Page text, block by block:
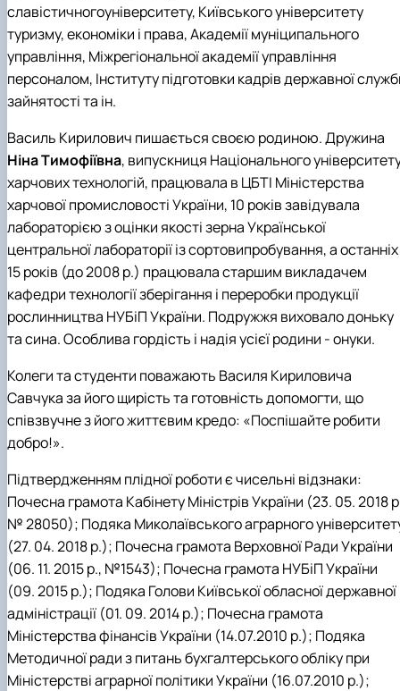
славістичногоуніверситету, Київського університету
туризму, економіки і права, Академії муніципального
управління, Міжрегіональної академії управління
персоналом, Інституту підготовки кадрів державної
зайнятості та ін.
Василь Кирилович пишається своєю родиною. Дружина
Ніна Тимофіївна, випускниця Національного
харчових технологій, працювала в ЦБТІ Міністерства
харчової промисловості України, 10 років завідувала
лабораторією з оцінки якості зерна Української
центральної лабораторії із сортовипробування, а останніх
15 років (до 2008 р.) працювала старшим викладачем
кафедри технології зберігання і переробки продукції
рослинництва НУБіП України. Подружжя виховало доньку
та сина. Особлива гордість і надія усієї родини - онуки.
Колеги та студенти поважають Василя Кириловича
Савчука за його щирість та готовність допомогти, що
співзвучне з його життєвим кредо: «Поспішайте робити
добро!».
Підтвердженням плідної роботи є чисельні відзнаки:
Почесна грамота Кабінету Міністрів України (23. 05. 2018
№ 28050); Подяка Миколаївського аграрного
(27. 04. 2018 р.); Почесна грамота Верховної Ради України
(06. 11. 2015 р., №1543); Почесна грамота НУБіП України
(09. 2015 р.); Подяка Голови Київської обласної державної
адміністрації (01. 09. 2014 р.); Почесна грамота
Міністерства фінансів України (14.07.2010 р.); Подяка
Методичної ради з питань бухгалтерського обліку при
Міністерстві аграрної політики України (16.07.2010 р.);